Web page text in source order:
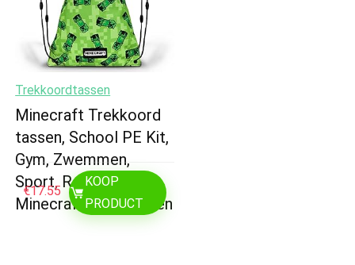
Trekkoordtassen
Minecraft Trekkoord
tassen, School PE Kit,
Gym, Zwemmen,
Sport, Reizen,
Minecraft Geschenken
€17.55
KOOP
PRODUCT